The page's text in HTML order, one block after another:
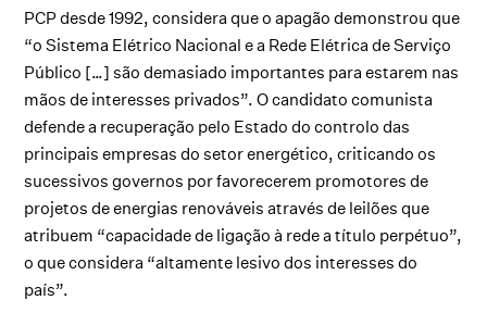
PCP desde 1992, considera que o apagão demonstrou que
“o Sistema Elétrico Nacional e a Rede Elétrica de Serviço
Público […] são demasiado importantes para estarem nas
mãos de interesses privados”. O candidato comunista
defende a recuperação pelo Estado do controlo das
principais empresas do setor energético, criticando os
sucessivos governos por favorecerem promotores de
projetos de energias renováveis através de leilões que
atribuem “capacidade de ligação à rede a título perpétuo”,
o que considera “altamente lesivo dos interesses do
país”.